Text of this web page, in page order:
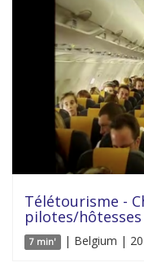
Télétourisme -
pilotes/hôtesses
7 min' | Belgium |